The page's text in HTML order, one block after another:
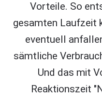
Vorteile. So
gesamten Laufzeit
eventuell
sämtliche
Und das mit
Reaktionszeit